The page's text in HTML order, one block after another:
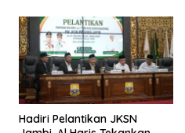
Hadiri Pelantikan JKSN